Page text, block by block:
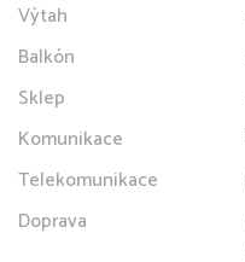
Výtah
Balkón
Sklep
Komunikace
Telekomunikace
Doprava